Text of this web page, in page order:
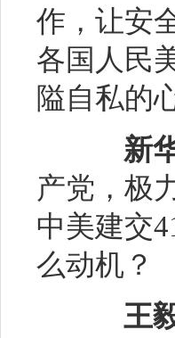
作，让安
各国人民
隘自私的
新
产党，极
中美建交
么动机？
王